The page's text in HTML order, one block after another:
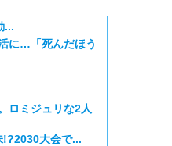
...
に…「死んだほう
ロミジュリな2人
!?2030大会で...